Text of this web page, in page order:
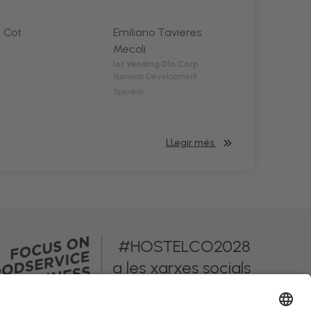
Cot
Emiliano Tavieres
Mecoli
Iot Vending Dlo Corp
Business Development
Speaker
LLegir més
#HOSTELCO2028
a les xarxes socials